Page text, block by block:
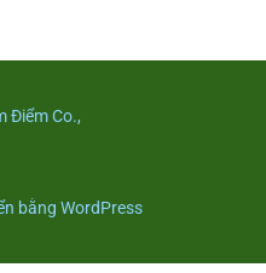
Điểm Co.,
bằng WordPress